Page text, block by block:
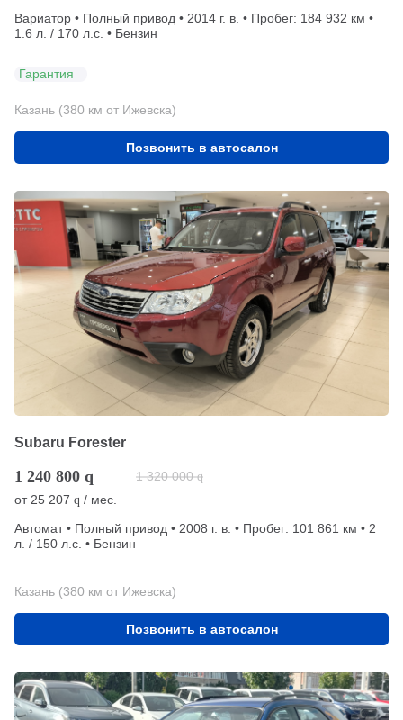
Вариатор • Полный привод • 2014 г. в. • Пробег: 184 932 км •
1.6 л. / 170 л.с. • Бензин
Гарантия
Казань (380 км от Ижевска)
Позвонить в автосалон
Subaru Forester
1 240 800 q 1 320 000 q
от25 207 q / мес.
Автомат • Полный привод • 2008 г. в. • Пробег: 101 861 км • 2
л. / 150 л.с. • Бензин
Казань (380 км от Ижевска)
Позвонить в автосалон